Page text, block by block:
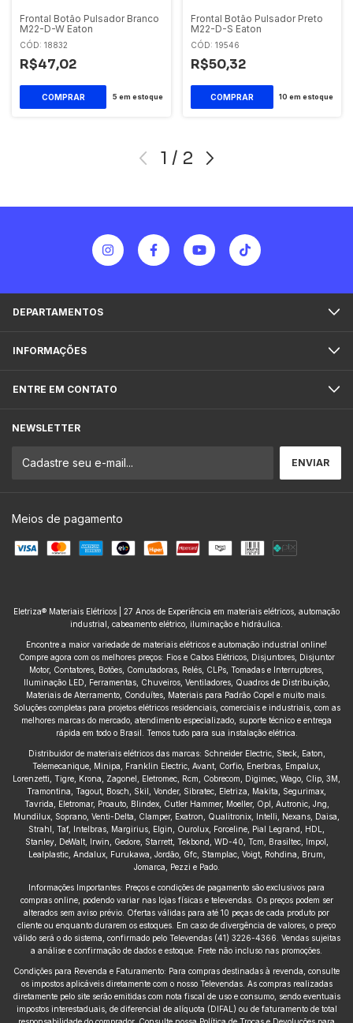
Frontal Botão Pulsador Branco
M22-D-W Eaton
CÓD: 18832
R$47,02
5 em estoque
Frontal Botão Pulsador Preto
M22-D-S Eaton
CÓD: 19546
R$50,32
10 em estoque
1 / 2
DEPARTAMENTOS
INFORMAÇÕES
ENTRE EM CONTATO
NEWSLETTER
Meios de pagamento
Eletriza® Materiais Elétricos | 27 Anos de Experiência em materiais elétricos, automação
industrial, cabeamento elétrico, iluminação e hidráulica.
Encontre a maior variedade de materiais elétricos e automação industrial online!
Compre agora com os melhores preços: Fios e Cabos Elétricos, Disjuntores, Disjuntor
Motor, Contatores, Botões, Comutadoras, Relés, CLPs, Tomadas e Interruptores,
Iluminação LED, Ferramentas, Chuveiros, Ventiladores, Quadros de Distribuição,
Materiais de Aterramento, Conduítes, Materiais para Padrão Copel e muito mais.
Soluções completas para projetos elétricos residenciais, comerciais e industriais, com as
melhores marcas do mercado, atendimento especializado, suporte técnico e entrega
rápida em todo o Brasil. Temos tudo para sua instalação elétrica.
Distribuidor de materiais elétricos das marcas: Schneider Electric, Steck, Eaton,
Telemecanique, Minipa, Franklin Electric, Avant, Corfio, Enerbras, Empalux,
Lorenzetti, Tigre, Krona, Zagonel, Eletromec, Rcm, Cobrecom, Digimec, Wago, Clip, 3M,
Tramontina, Tagout, Bosch, Skil, Vonder, Sibratec, Eletriza, Makita, Segurimax,
Tavrida, Eletromar, Proauto, Blindex, Cutler Hammer, Moeller, Opl, Autronic, Jng,
Mundilux, Soprano, Venti-Delta, Clamper, Exatron, Qualitronix, Intelli, Nexans, Daisa,
Strahl, Taf, Intelbras, Margirius, Elgin, Ourolux, Forceline, Pial Legrand, HDL,
Stanley, DeWalt, Irwin, Gedore, Starrett, Tekbond, WD-40, Tcm, Brasiltec, Impol,
Lealplastic, Andalux, Furukawa, Jordão, Gfc, Stamplac, Voigt, Rohdina, Brum,
Jomarca, Pezzi e Pado.
Informações Importantes: Preços e condições de pagamento são exclusivos para
compras online, podendo variar nas lojas físicas e televendas. Os preços podem ser
alterados sem aviso prévio. Ofertas válidas para até 10 peças de cada produto por
cliente ou enquanto durarem os estoques. Em caso de divergência de valores, o preço
válido será o do sistema, confirmado pelo Televendas (41) 3226-4366. Vendas sujeitas
a análise e confirmação de dados e estoque. Frete não incluso nas promoções.
Condições para Revenda e Faturamento: Para compras destinadas à revenda, consulte
os impostos aplicáveis diretamente com o nosso Televendas. As compras realizadas
diretamente pelo site serão emitidas com nota fiscal de uso e consumo, sendo eventuais
impostos interestaduais, de diferencial de alíquota (DIFAL) ou de faturamento de total